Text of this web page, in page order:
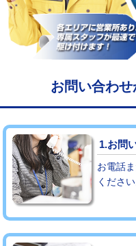
マス交換（土の掘削・埋
マス交換（深さ50㎝未満）
マス交換（深さ50㎝以上）
コンクリート斫り（厚さ
コンクリート斫り（厚さ10
モルタル補修（厚さ10㎝
モルタル補修（厚さ10㎝超
追加人工
お問い合わ
1.お問
お電話
ください